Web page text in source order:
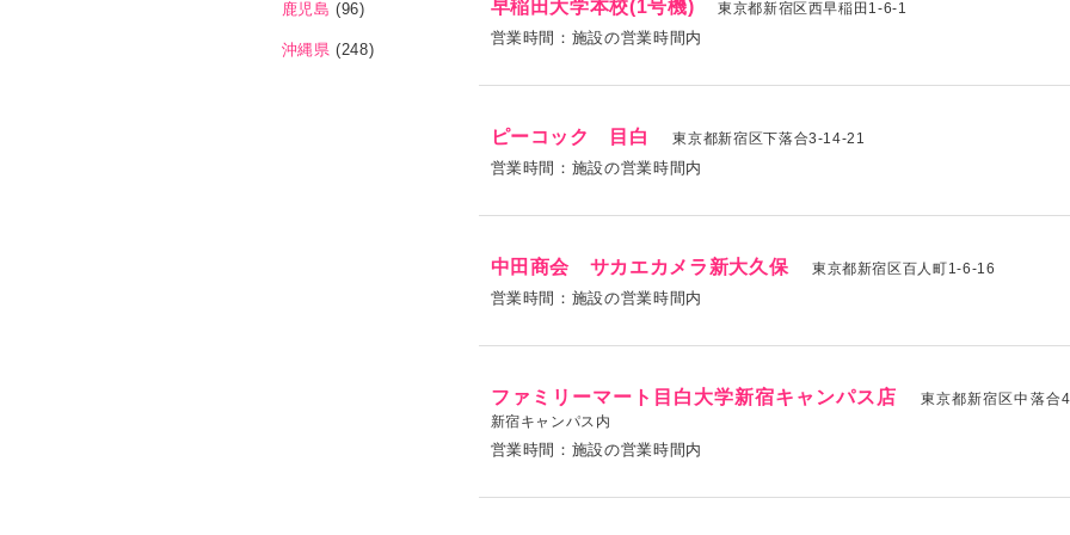
早稲田大学本校(1号機) 東京都新宿区西早稲田1-6-1
営業時間：施設の営業時間内
ピーコック 目白 東京都新宿区下落合3-14-21
営業時間：施設の営業時間内
中田商会 サカエカメラ新大久保 東京都新宿区百人町1-6-16
営業時間：施設の営業時間内
ファミリーマート目白大学新宿キャンパス店
東京都新宿区中落合
新宿キャンパス内
営業時間：施設の営業時間内
鹿児島 (96)
沖縄県 (248)